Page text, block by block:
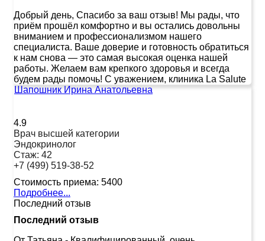
Добрый день, Спасибо за ваш отзыв! Мы рады, что
приём прошёл комфортно и вы остались довольны
вниманием и профессионализмом нашего
специалиста. Ваше доверие и готовность обратиться
к нам снова — это самая высокая оценка нашей
работы. Желаем вам крепкого здоровья и всегда
будем рады помочь! С уважением, клиника La Salute
Шапошник Ирина Анатольевна
4.9
Врач высшей категории
Эндокринолог
Стаж: 42
+7 (499) 519-38-52
Стоимость приема: 5400
Подробнее...
Последний отзыв
Последний отзыв